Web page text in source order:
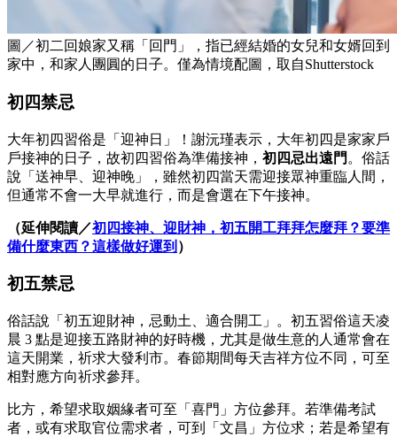
圖／初二回娘家又稱「回門」，指已經結婚的女兒和女婿回到
家中，和家人團圓的日子。僅為情境配圖，取自Shutterstock
初四禁忌
大年初四習俗是「迎神日」！謝沅瑾表示，大年初四是家家戶
戶接神的日子，故初四習俗為準備接神， 初四忌出遠門 。俗話
說「送神早、迎神晚」，雖然初四當天需迎接眾神重臨人間，
但通常不會一大早就進行，而是會選在下午接神。
（延伸閱讀／初四接神、迎財神，初五開工拜拜怎麼拜？要準
備什麼東西？這樣做好運到 ）
初五禁忌
俗話說「初五迎財神，忌動土、適合開工」。初五習俗這天凌
晨 3 點是迎接五路財神的好時機，尤其是做生意的人通常會在
這天開業，祈求大發利市。春節期間每天吉祥方位不同，可至
相對應方向祈求參拜。
比方，希望求取姻緣者可至「喜門」方位參拜。若準備考試
者，或有求取官位需求者，可到「文昌」方位求；若是希望有